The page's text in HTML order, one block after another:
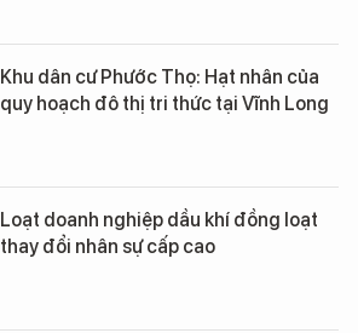
Khu dân cư Phước Thọ: Hạt nhân của
quy hoạch đô thị tri thức tại Vĩnh Long
Loạt doanh nghiệp dầu khí đồng loạt
thay đổi nhân sự cấp cao